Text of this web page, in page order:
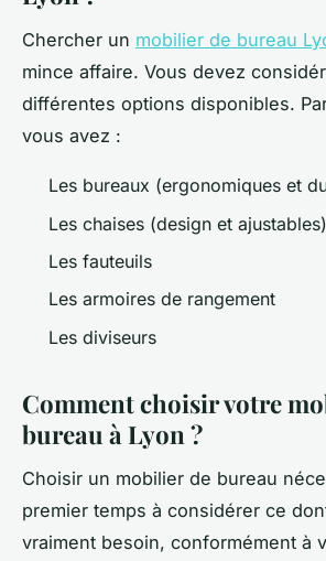
Chercher un mobilier de bureau
mince affaire. Vous devez
différentes options disponibles.
vous avez :
Les bureaux (ergonomiques et
Les chaises (design et ajustables)
Les fauteuils
Les armoires de rangement
Les diviseurs
Comment choisir votre
bureau à Lyon ?
Choisir un mobilier de bureau
premier temps à considérer ce
vraiment besoin, conformément à